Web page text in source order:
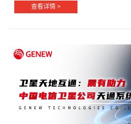
查看详情 >